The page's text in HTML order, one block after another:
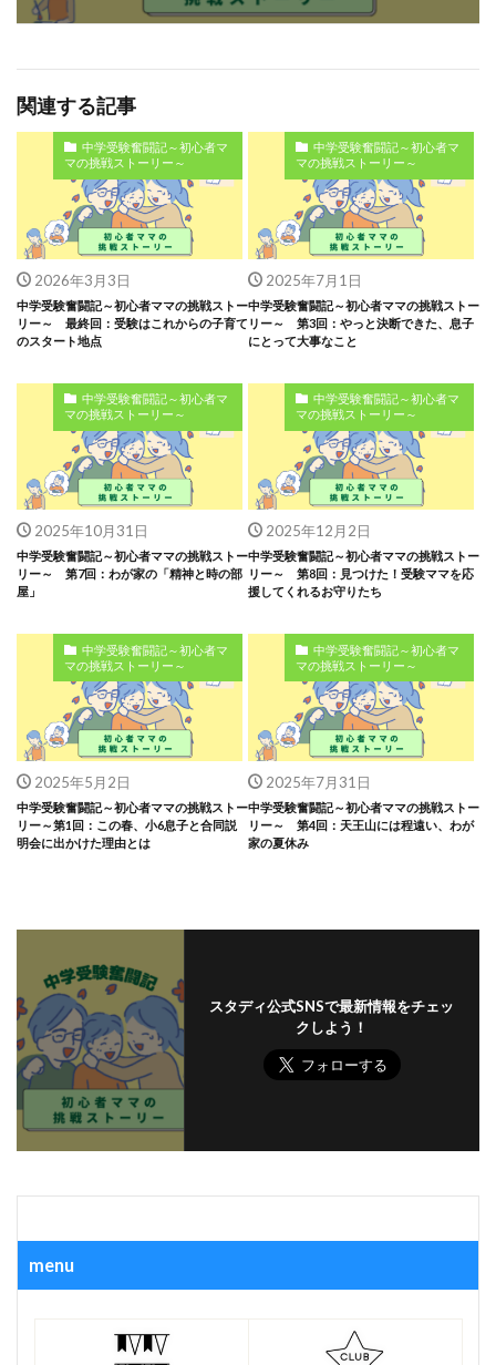
関連する記事
中学受験奮闘記～初心者マ
マの挑戦ストーリー～
2026年3月3日
中学受験奮闘記～初心者ママの挑戦ストー
リー～ 最終回：受験はこれからの子育て
のスタート地点
中学受験奮闘記～初心者マ
マの挑戦ストーリー～
2025年7月1日
中学受験奮闘記～初心者ママの挑戦ストー
リー～ 第3回：やっと決断できた、息子
にとって大事なこと
中学受験奮闘記～初心者マ
マの挑戦ストーリー～
2025年10月31日
中学受験奮闘記～初心者ママの挑戦ストー
リー～ 第7回：わが家の「精神と時の部
屋」
中学受験奮闘記～初心者マ
マの挑戦ストーリー～
2025年12月2日
中学受験奮闘記～初心者ママの挑戦ストー
リー～ 第8回：見つけた！受験ママを応
援してくれるお守りたち
中学受験奮闘記～初心者マ
マの挑戦ストーリー～
2025年5月2日
中学受験奮闘記～初心者ママの挑戦ストー
リー～第1回：この春、小6息子と合同説
明会に出かけた理由とは
中学受験奮闘記～初心者マ
マの挑戦ストーリー～
2025年7月31日
中学受験奮闘記～初心者ママの挑戦ストー
リー～ 第4回：天王山には程遠い、わが
家の夏休み
スタディ公式SNSで最新情報をチェッ
クしよう！
menu